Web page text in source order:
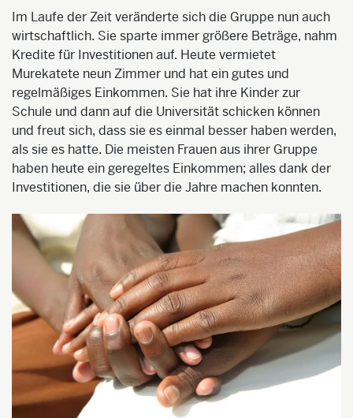
Im Laufe der Zeit veränderte sich die Gruppe nun auch
wirtschaftlich. Sie sparte immer größere Beträge, nahm
Kredite für Investitionen auf. Heute vermietet
Murekatete neun Zimmer und hat ein gutes und
regelmäßiges Einkommen. Sie hat ihre Kinder zur
Schule und dann auf die Universität schicken können
und freut sich, dass sie es einmal besser haben werden,
als sie es hatte. Die meisten Frauen aus ihrer Gruppe
haben heute ein geregeltes Einkommen; alles dank der
Investitionen, die sie über die Jahre machen konnten.